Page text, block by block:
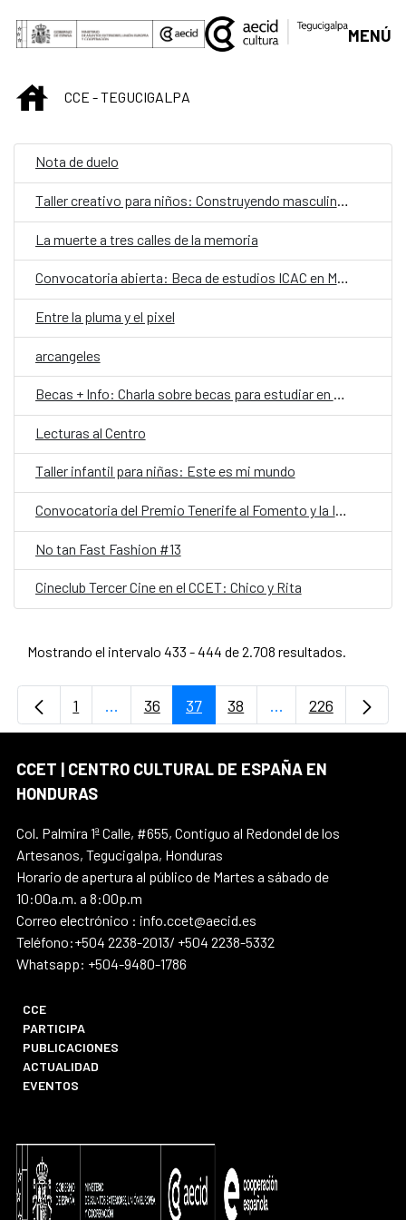
Saltar al contenido principal
MENÚ
INICIOCCE - TEGUCIGALPA
Nota de duelo
Taller creativo para niños: Construyendo masculinidades positivas
La muerte a tres calles de la memoria
Convocatoria abierta: Beca de estudios ICAC en Madrid
Entre la pluma y el pixel
arcangeles
Becas + Info: Charla sobre becas para estudiar en el extranjero en latinoamérica
Lecturas al Centro
Taller infantil para niñas: Este es mi mundo
Convocatoria del Premio Tenerife al Fomento y la Investigación de la Artesanía de España y América
No tan Fast Fashion #13
Cineclub Tercer Cine en el CCET: Chico y Rita
Mostrando el intervalo 433 - 444 de 2.708 resultados.
Página
1 ...Páginas intermedias Use TAB para
Página
36 Página
37 Página
38 ...PáginasPágina
226
CCET | CENTRO CULTURAL DE ESPAÑA EN
HONDURAS
Col. Palmira 1ª Calle, #655, Contiguo al Redondel de los
Artesanos, Tegucigalpa, Honduras
Horario de apertura al público de Martes a sábado de
10:00a.m. a 8:00p.m
Correo electrónico : info.ccet@aecid.es
Teléfono:+504 2238-2013/ +504 2238-5332
Whatsapp: +504-9480-1786
CCE
PARTICIPA
PUBLICACIONES
ACTUALIDAD
EVENTOS